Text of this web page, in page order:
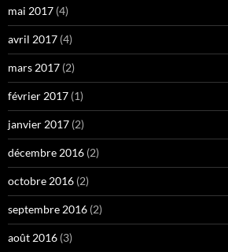
mai 2017 (4)
avril 2017 (4)
mars 2017 (2)
février 2017 (1)
janvier 2017 (2)
décembre 2016 (2)
octobre 2016 (2)
septembre 2016 (2)
août 2016 (3)